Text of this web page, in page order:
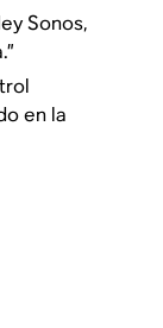
Sonos,
en la